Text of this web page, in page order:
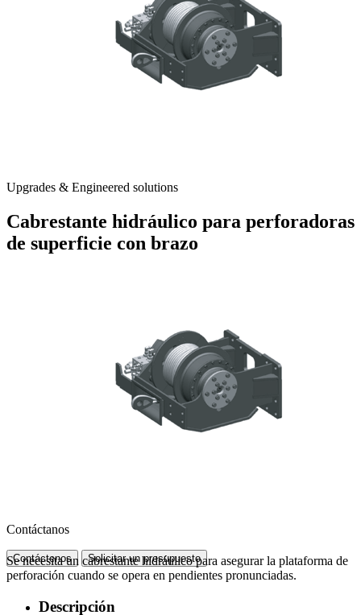
Upgrades & Engineered solutions
Cabrestante hidráulico para perforadoras
de superficie con brazo
Contáctanos
Contáctenos Solicitar un presupuesto
Se necesita un cabrestante hidráulico para asegurar la plataforma de
perforación cuando se opera en pendientes pronunciadas.
Descripción